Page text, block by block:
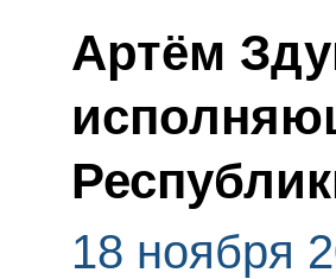
Артём
18 ноября